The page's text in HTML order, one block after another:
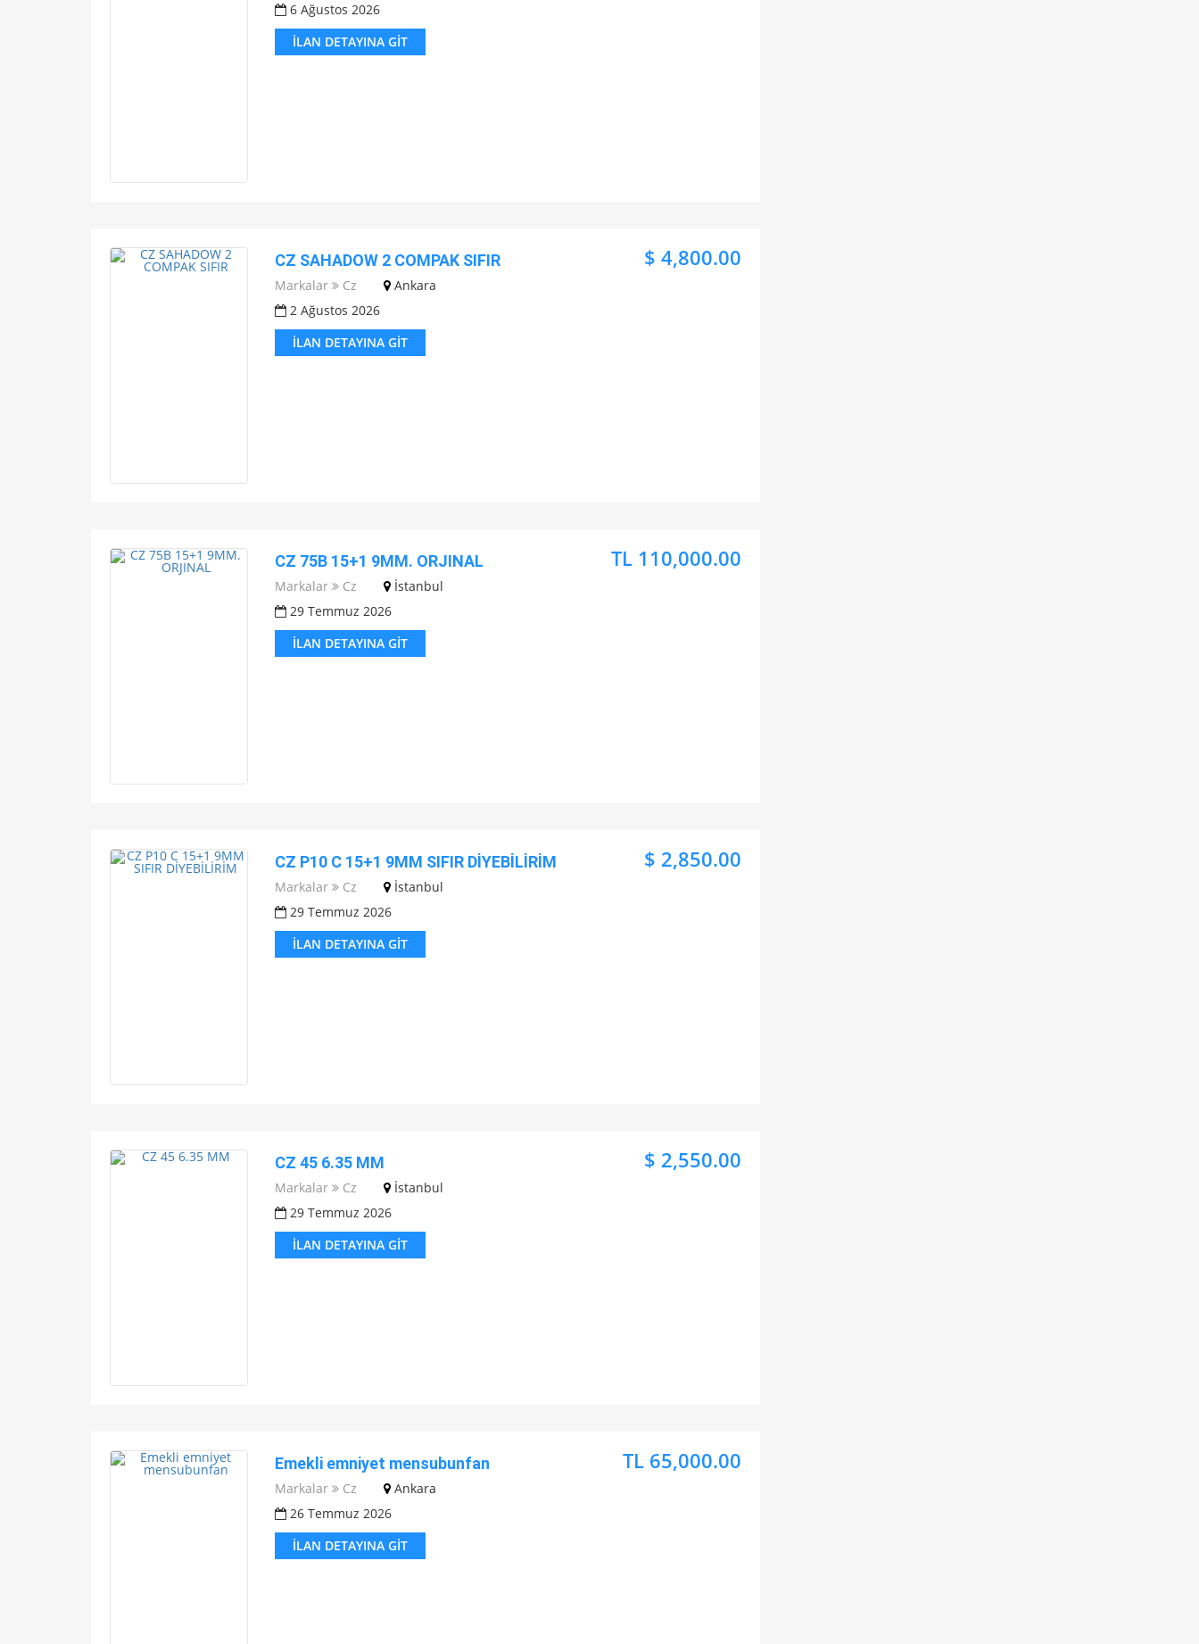
6 Ağustos 2026
İLAN DETAYINA GIT
CZ SAHADOW 2 COMPAK SIFIR
Markalar Cz
Ankara
2 Ağustos 2026
İLAN DETAYINA GIT
$ 4,800.00
CZ 75B 15+1 9MM. ORJINAL
Markalar Cz
İstanbul
29 Temmuz 2026
İLAN DETAYINA GIT
TL 110,000.00
CZ P10 C 15+1 9MM SIFIR DİYEBİLİRİM
Markalar Cz
İstanbul
29 Temmuz 2026
İLAN DETAYINA GIT
$ 2,850.00
CZ 45 6.35 MM
Markalar Cz
İstanbul
29 Temmuz 2026
İLAN DETAYINA GIT
$ 2,550.00
Emekli emniyet mensubunfan
Markalar Cz
Ankara
26 Temmuz 2026
İLAN DETAYINA GIT
TL 65,000.00